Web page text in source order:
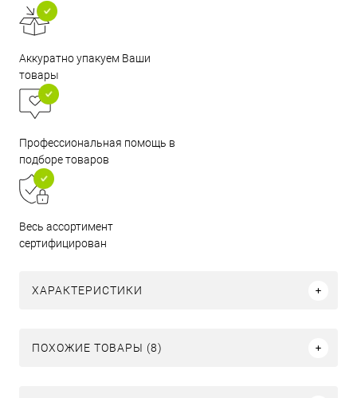
Аккуратно упакуем Ваши
товары
Профессиональная помощь в
подборе товаров
Весь ассортимент
сертифицирован
ХАРАКТЕРИСТИКИ
ПОХОЖИЕ ТОВАРЫ (8)